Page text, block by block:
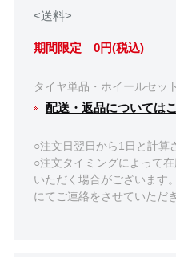
<送料>
期間限定 0円(税込)
タイヤ単品・ホイールセッ
配送・返品については
○注文日翌日から1日と計算
○注文タイミングによって
いただく場合がございます
にてご連絡をさせていただ